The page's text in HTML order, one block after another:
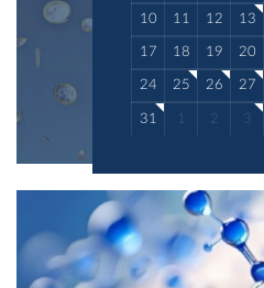
10 11 12 13
17 18 19 20
24 25 26 27
31 1 2 3